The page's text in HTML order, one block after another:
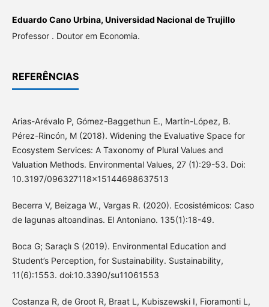
Eduardo Cano Urbina, Universidad Nacional de Trujillo
Professor . Doutor em Economia.
REFERÊNCIAS
Arias-Arévalo P, Gómez-Baggethun E., Martín-López, B.
Pérez-Rincón, M (2018). Widening the Evaluative Space for
Ecosystem Services: A Taxonomy of Plural Values and
Valuation Methods. Environmental Values, 27 (1):29-53. Doi:
10.3197/096327118x15144698637513
Becerra V, Beizaga W., Vargas R. (2020). Ecosistémicos: Caso
de lagunas altoandinas. El Antoniano. 135(1):18-49.
Boca G; Saraçlı S (2019). Environmental Education and
Student’s Perception, for Sustainability. Sustainability,
11(6):1553. doi:10.3390/su11061553
Costanza R, de Groot R, Braat L, Kubiszewski I, Fioramonti L,